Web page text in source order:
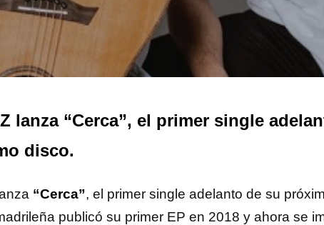
lanza “Cerca”, el primer single
disco.
“Cerca”, el primer single adelanto de su
publicó su primer EP en 2018 y ahora se